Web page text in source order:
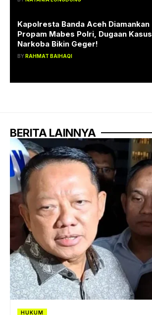
Kapolresta Banda Aceh Diamankan
Propam Mabes Polri, Dugaan Kasus
Narkoba Bikin Geger!
BYRAHMAT BAIHAQI
BERITA LAINNYA
HUKUM